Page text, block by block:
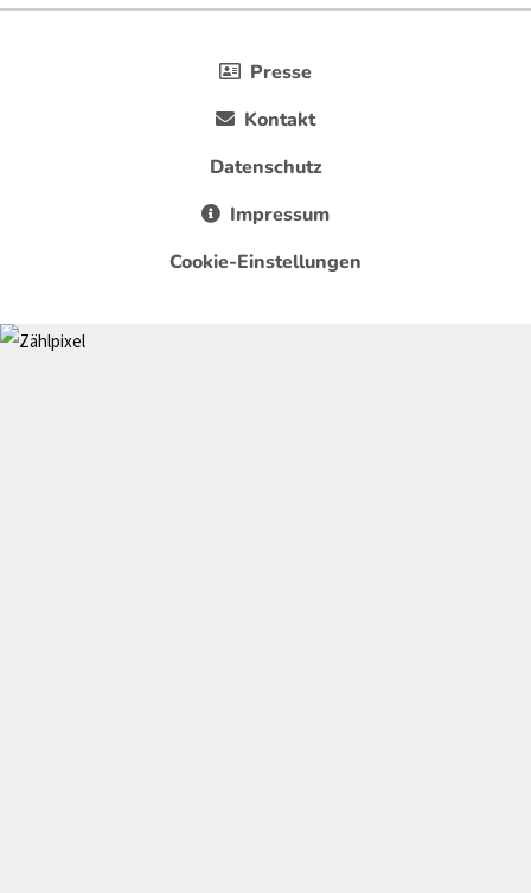
Presse
Kontakt
Datenschutz
Impressum
Cookie-Einstellungen